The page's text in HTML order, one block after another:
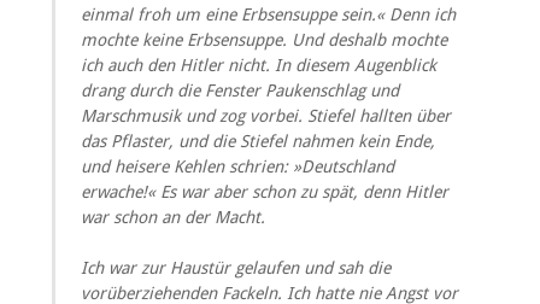
einmal froh um eine Erbsensuppe sein.« Denn ich
mochte keine Erbsensuppe. Und deshalb mochte
ich auch den Hitler nicht. In diesem Augenblick
drang durch die Fenster Paukenschlag und
Marschmusik und zog vorbei. Stiefel hallten über
das Pflaster, und die Stiefel nahmen kein Ende,
und heisere Kehlen schrien: »Deutschland
erwache!« Es war aber schon zu spät, denn Hitler
war schon an der Macht.
Ich war zur Haustür gelaufen und sah die
vorüberziehenden Fackeln. Ich hatte nie Angst vor